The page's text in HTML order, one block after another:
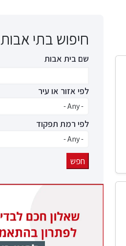
חיפוש בתי אבות
שם בית אבות
לפי אזור או עיר
לפי רמת תפקוד